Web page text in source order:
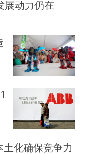
展动力仍在
化确保竞争力